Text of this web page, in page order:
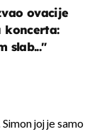
ovacije
koncerta:
slab..."
joj je samo